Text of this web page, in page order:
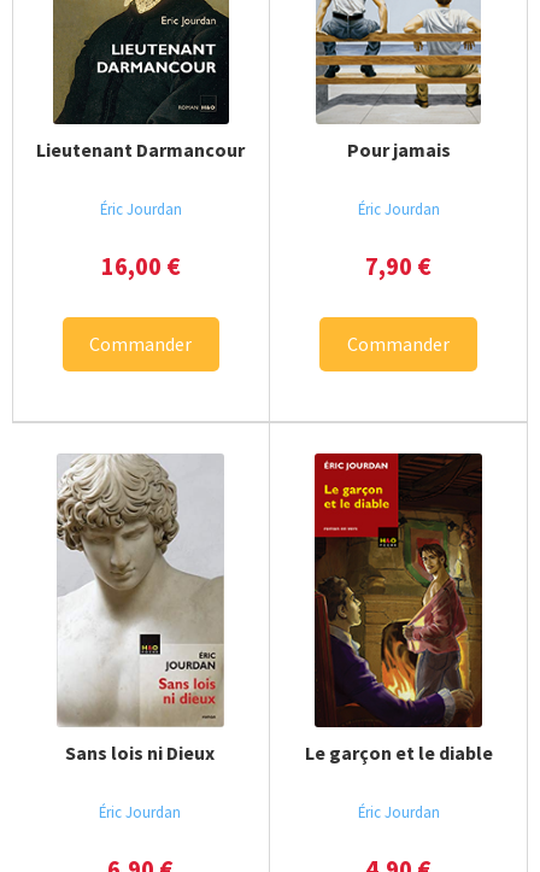
Lieutenant Darmancour
Éric Jourdan
16,00 €
Commander
Pour jamais
Éric Jourdan
7,90 €
Commander
Sans lois ni Dieux
Éric Jourdan
Le garçon et le diable
Éric Jourdan